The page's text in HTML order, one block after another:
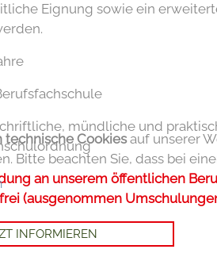
Eignung sowie ein
mündliche und
an unserem öffentlichen
(ausgenommen
INFORMIEREN
technische Cookiesauf unserer
Bitte beachten Sie, dass bei